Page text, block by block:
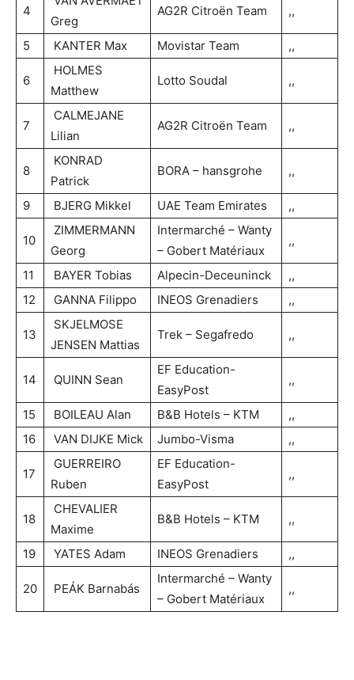
4
Greg
AG2R Citroën Team ,,
5 KANTER Max Movistar Team ,,
6
HOLMES
Matthew
Lotto Soudal ,,
7
CALMEJANE
Lilian
AG2R Citroën Team ,,
8
KONRAD
Patrick
BORA – hansgrohe ,,
9 BJERG Mikkel UAE Team Emirates ,,
10
ZIMMERMANN
Georg
Intermarché – Wanty
– Gobert Matériaux
,,
11 BAYER Tobias Alpecin-Deceuninck
,,
12
GANNA Filippo INEOS Grenadiers ,,
13
SKJELMOSE
JENSEN Mattias
Trek – Segafredo ,,
14 QUINN Sean
EF Education-
EasyPost
,,
15 BOILEAU Alan B&B Hotels – KTM
,,
16
VAN DIJKE Mick Jumbo-Visma ,,
17
GUERREIRO
Ruben
EF Education-
EasyPost
,,
18
CHEVALIER
Maxime
B&B Hotels – KTM ,,
19 YATES Adam INEOS Grenadiers ,,
20 PEÁK Barnabás
Intermarché – Wanty
– Gobert Matériaux
,,